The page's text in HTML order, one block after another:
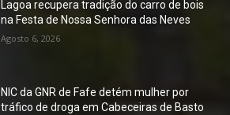
Lagoa recupera tradição do carro de bois
na Festa de Nossa Senhora das Neves
Agosto 6, 2026
NIC da GNR de Fafe detém mulher por
tráfico de droga em Cabeceiras de Basto